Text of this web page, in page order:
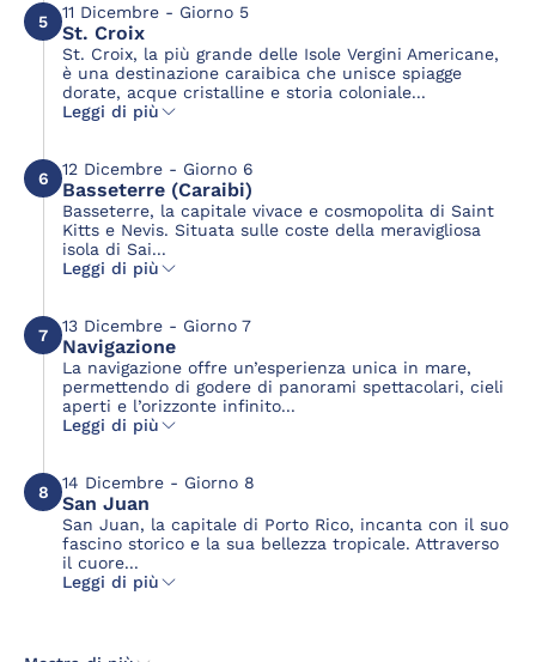
5 11 Dicembre - Giorno 5
St. Croix
St. Croix, la più grande delle Isole Vergini Americane,
è una destinazione caraibica che unisce spiagge
dorate, acque cristalline e storia coloniale...
Leggi di più
6 12 Dicembre - Giorno 6
Basseterre (Caraibi)
Basseterre, la capitale vivace e cosmopolita di Saint
Kitts e Nevis. Situata sulle coste della meravigliosa
isola di Sai...
Leggi di più
7 13 Dicembre - Giorno 7
Navigazione
La navigazione offre un’esperienza unica in mare,
permettendo di godere di panorami spettacolari, cieli
aperti e l’orizzonte infinito...
Leggi di più
8 14 Dicembre - Giorno 8
San Juan
San Juan, la capitale di Porto Rico, incanta con il suo
fascino storico e la sua bellezza tropicale. Attraverso
il cuore...
Leggi di più